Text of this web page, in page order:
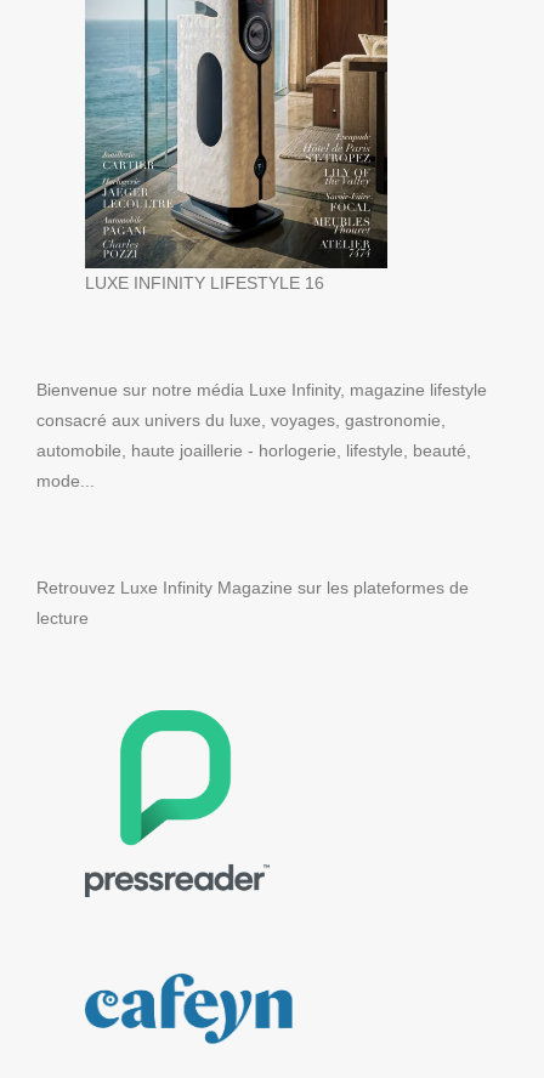
LUXE INFINITY LIFESTYLE 16
Bienvenue sur notre média Luxe Infinity, magazine lifestyle
consacré aux univers du luxe, voyages, gastronomie,
automobile, haute joaillerie - horlogerie, lifestyle, beauté,
mode...
Retrouvez Luxe Infinity Magazine sur les plateformes de
lecture